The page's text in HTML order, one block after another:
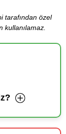
tarafından özel
kullanılamaz.